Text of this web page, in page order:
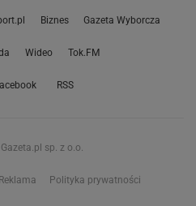
Biznes Gazeta Wyborcza
Wideo Tok.FM
RSS
sp. z o.o.
Reklama Polityka prywatności